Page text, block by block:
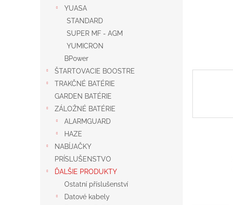
YUASA
STANDARD
SUPER MF - AGM
YUMICRON
BPower
ŠTARTOVACIE BOOSTRE
TRAKČNÉ BATÉRIE
GARDEN BATÉRIE
ZÁLOŽNÉ BATÉRIE
ALARMGUARD
HAZE
NABÍJAČKY
PRÍSLUŠENSTVO
ĎALŠIE PRODUKTY
Ostatní příslušenství
Datové kabely